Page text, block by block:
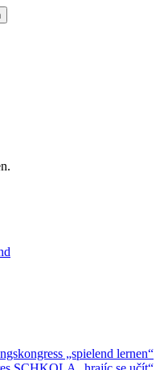
„spielend lernen“